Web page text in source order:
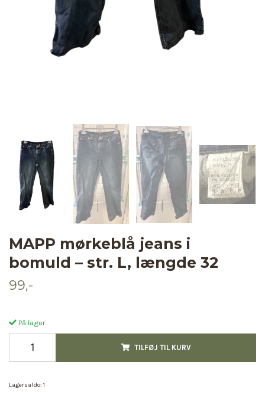
MAPP mørkeblå jeans i
bomuld – str. L, længde 32
99,-
På lager
TILFØJ TIL KURV
Lagersaldo: 1